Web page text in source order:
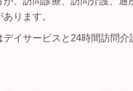
ります。
イサービスと24時間訪問